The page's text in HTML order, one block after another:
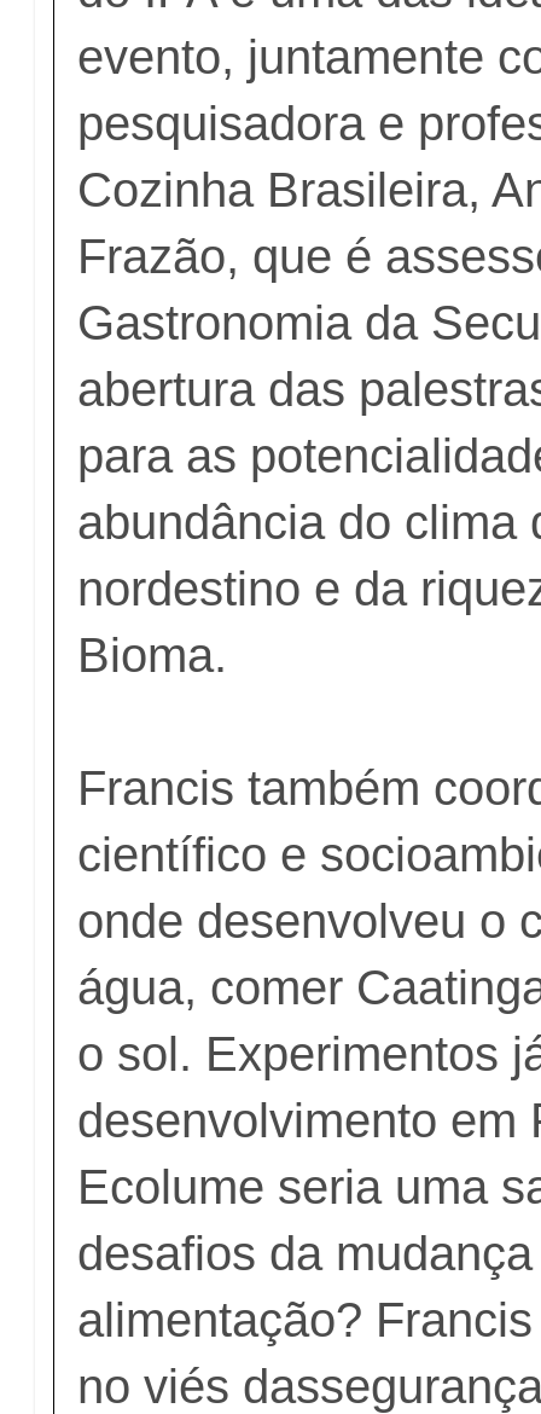
evento, juntamente
pesquisadora e
Cozinha Brasileira,
Frazão, que é
Gastronomia da
abertura das
para as
abundância do clima
nordestino e da
Bioma.
Francis também
científico e
onde desenvolveu o
água, comer
o sol. Experimentos
desenvolvimento em
Ecolume seria uma
desafios da
alimentação?
no viés